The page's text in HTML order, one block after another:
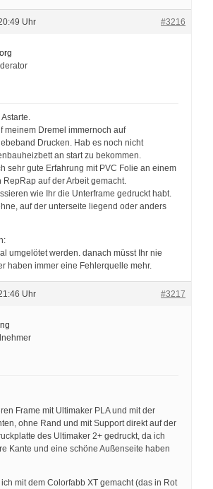
Uhr #3216
meinem Dremel immernoch auf
Drucken. Hab es noch nicht
an start zu bekommen.
sehr gute Erfahrung mit PVC Folie an einem
RepRap auf der Arbeit gemacht.
wie Ihr die Unterframe gedruckt habt.
auf der unterseite liegend oder anders
umgelötet werden. danach müsst Ihr nie
haben immer eine Fehlerquelle mehr.
Uhr #3217
Frame mit Ultimaker PLA und mit der
ohne Rand und mit Support direkt auf der
des Ultimaker 2+ gedruckt, da ich
Kante und eine schöne Außenseite haben
mit dem Colorfabb XT gemacht (das in Rot